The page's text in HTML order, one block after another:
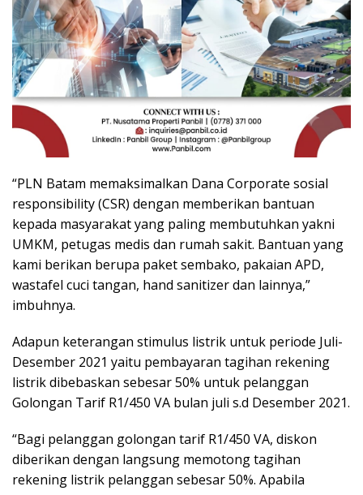
“PLN Batam memaksimalkan Dana Corporate sosial
responsibility (CSR) dengan memberikan bantuan
kepada masyarakat yang paling membutuhkan yakni
UMKM, petugas medis dan rumah sakit. Bantuan yang
kami berikan berupa paket sembako, pakaian APD,
wastafel cuci tangan, hand sanitizer dan lainnya,”
imbuhnya.
Adapun keterangan stimulus listrik untuk periode Juli-
Desember 2021 yaitu pembayaran tagihan rekening
listrik dibebaskan sebesar 50% untuk pelanggan
Golongan Tarif R1/450 VA bulan juli s.d Desember 2021.
“Bagi pelanggan golongan tarif R1/450 VA, diskon
diberikan dengan langsung memotong tagihan
rekening listrik pelanggan sebesar 50%. Apabila